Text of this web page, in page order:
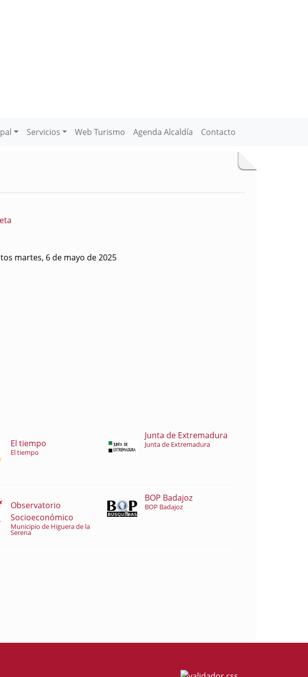
Servicios Web Turismo Agenda Alcaldía Contacto
martes, 6 de mayo de 2025
El tiempo
El tiempo
Junta de Extremadura
Junta de Extremadura
Observatorio
Socioeconómico
Municipio de Higuera de la
Serena
BOP Badajoz
BOP Badajoz